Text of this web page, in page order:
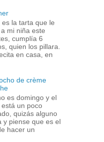
es la tarta que le
mi niña este
cumplía 6
quien los pillara.
en casa, en
de crème
es domingo y el
está un poco
quizás alguno
y piense que es el
hacer un